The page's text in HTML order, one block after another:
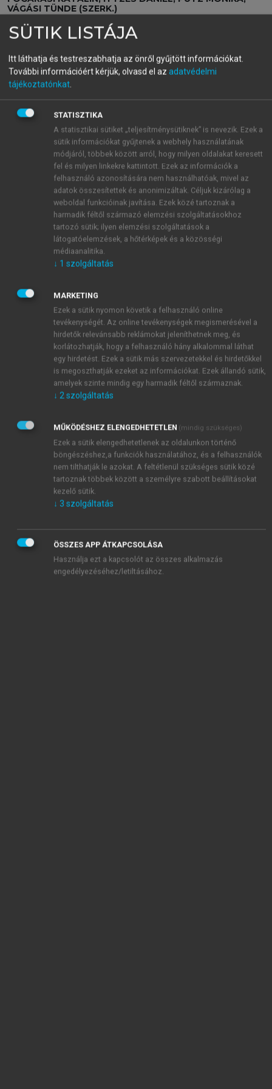
VÁGÁSI TÜNDE (SZERK.)
Tudásmegosztás,
információkezelés,
alkalmazhatóság III.
Nyelvpedagógia
OLVASÁS
Vizsgált feladatok
Ez a kutatás az élő idegen nyelvi érettségi vizsgák
közül azokat az angol nyelvi emelt szintű (B2)
olvasott szöveg értése, valamint nyelvhelyesség-
részvizsgákat elemezte, melyek a kétszintű érettségi
változtatását követő négy év tavaszi és őszi
vizsgaidőszakaiban kerültek éles felhasználásra.
Ahogy az1. táblázatban látható, az elemzett
vizsgarészek összesen 64 éles feladatot tartalmaztak.
Az emelt szintű érettségi vizsgálata egyrészt azért
különösen fontos, mert a sikeres angol vizsga 60%
fölötti eredmény esetén középfokú (B2), míg 40–
59%-os eredmény esetén alapfokú (B1) komplex
egyenértékű. Másrészt a felsőoktatásban történő
továbbtanulás esetén az érettségiző többletpontot
kaphat a legalább 45 százalékos emelt szintű
érettségiért. Harmadrészt a vizsgálat tárgyát képező
időszakban az emelt szintű angol érettségit összesen
60 691 diák választotta (web1.). Mindezek alapján
tétje, és a tét nagyságával arányos figyelmet kell
fordítani a vizsgaanyagok minőségére.
SÜTIK LISTÁJA
Itt láthatja és testreszabhatja az önről gyűjtött információkat.
További információért kérjük, olvasd el az adatvédelmi
tájékoztatónkat.
STATISZTIKA
A statisztikai sütiket „teljesítménysütiknek” is nevezik. Ezek a
sütik információkat gyűjtenek a webhely használatának
módjáról, többek között arról, hogy milyen oldalakat keresett
fel és milyen linkekre kattintott. Ezek az információk a
felhasználó azonosítására nem használhatóak, mivel az
adatok összesítettek és anonimizáltak. Céljuk kizárólag a
weboldal funkcióinak javítása. Ezek közé tartoznak a
harmadik féltől származó elemzési szolgáltatásokhoz
tartozó sütik; ilyen elemzési szolgáltatások a
látogatóelemzések, a hőtérképek és a közösségi
médiaanalitika.
↓ 1 szolgáltatás
MARKETING
Ezek a sütik nyomon követik a felhasználó online
tevékenységét. Az online tevékenységek megismerésével a
hirdetők relevánsabb reklámokat jeleníthetnek meg, és
korlátozhatják, hogy a felhasználó hány alkalommal láthat
egy hirdetést. Ezek a sütik más szervezetekkel és hirdetőkkel
is megoszthatják ezeket az információkat. Ezek állandó sütik,
amelyek szinte mindig egy harmadik féltől származnak.
↓ 2szolgáltatás
MŰKÖDÉSHEZ ELENGEDHETETLEN (mindig szükséges)
Ezek a sütik elengedhetetlenek az oldalunkon történő
böngészéshez,a funkciók használatához, és a felhasználók
nem tilthatják le azokat. A feltétlenül szükséges sütik közé
tartoznak többek között a személyre szabott beállításokat
kezelő sütik.
↓ 3 szolgáltatás
ÖSSZES APP ÁTKAPCSOLÁSA
Használja ezt a kapcsolót az összes alkalmazás
engedélyezéséhez/letiltásához.